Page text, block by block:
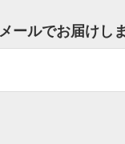
ルでお届けしま